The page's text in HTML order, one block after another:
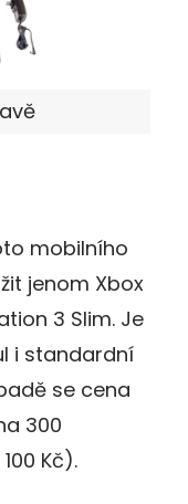
mobilního
jenom Xbox
3 Slim. Je
i standardní
se cena
300
Kč).